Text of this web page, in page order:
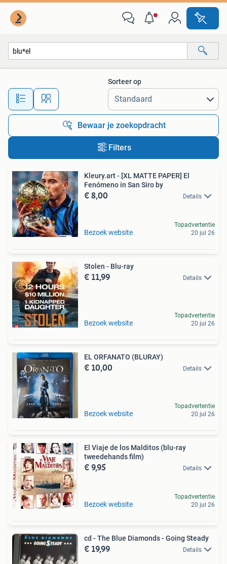
Alle afstanden…
Sorteer op
Bewaar je zoekopdracht
Filters
Kleury.art - [XL MATTE PAPER] El
Fenómeno in San Siro by
€ 8,00 Details
Bezoek website
Topadvertentie
20 jul 26
Stolen - Blu-ray
€ 11,99 Details
Bezoek website
Topadvertentie
20 jul 26
EL ORFANATO (BLURAY)
€ 10,00 Details
Bezoek website
Topadvertentie
20 jul 26
El Viaje de los Malditos (blu-ray
tweedehands film)
€ 9,95 Details
Bezoek website
Topadvertentie
20 jul 26
cd - The Blue Diamonds - Going Steady
€ 19,99 Details